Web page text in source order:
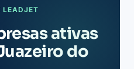
LEADJET
ativas
do